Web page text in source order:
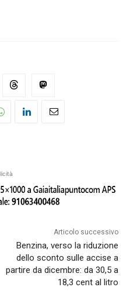
Articolo successivo
Benzina, verso la riduzione
dello sconto sulle accise a
partire da dicembre: da 30,5 a
18,3 cent al litro